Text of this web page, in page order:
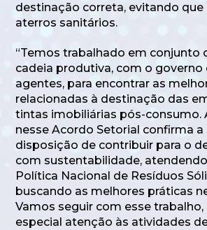
destinação correta, evitando que
aterros sanitários.
“Temos trabalhado em conjunto
cadeia produtiva, com o governo
agentes, para encontrar as
relacionadas à destinação das
tintas imobiliárias pós-consumo.
nesse Acordo Setorial confirma a
disposição de contribuir para o
com sustentabilidade,
Política Nacional de Resíduos
buscando as melhores práticas
Vamos seguir com esse
especial atenção às atividades